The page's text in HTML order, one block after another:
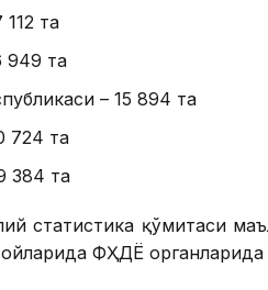
та
949 та
– 15 894 та
724 та
384 та
статистика қўмитаси
ФҲДЁ органларида